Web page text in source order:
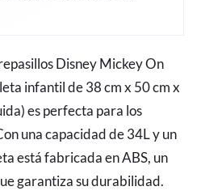
Disney Mickey On
infantil de 38 cm x 50 cm x
es perfecta para los
una capacidad de 34L y un
está fabricada en ABS, un
garantiza su durabilidad.